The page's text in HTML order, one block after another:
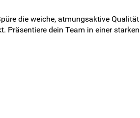
die weiche, atmungsaktive
dein Team in einer